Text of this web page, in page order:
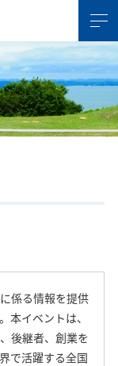
係る情報を提供
本イベントは、
後継者、創業を
で活躍する全国